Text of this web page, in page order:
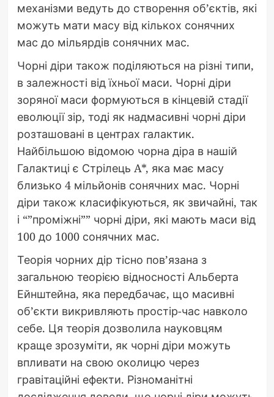
механізми ведуть до створення об’єктів, які
можуть мати масу від кількох сонячних
мас до мільярдів сонячних мас.
Чорні діри також поділяються на різні типи,
в залежності від їхньої маси. Чорні діри
зоряної маси формуються в кінцевій стадії
еволюції зір, тоді як надмасивні чорні діри
розташовані в центрах галактик.
Найбільшою відомою чорна діра в нашій
Галактиці є Стрілець A*, яка має масу
близько 4 мільйонів сонячних мас. Чорні
діри також класифікуються, як звичайні, так
і “”проміжні”” чорні діри, які мають маси від
100 до 1000 сонячних мас.
Теорія чорних дір тісно пов’язана з
загальною теорією відносності Альберта
Ейнштейна, яка передбачає, що масивні
об’єкти викривляють простір-час навколо
себе. Ця теорія дозволила науковцям
краще зрозуміти, як чорні діри можуть
впливати на свою околицю через
гравітаційні ефекти. Різноманітні